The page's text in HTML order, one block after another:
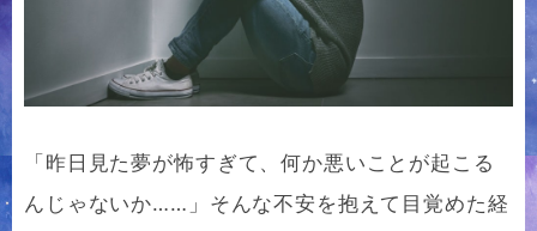
「昨日見た夢が怖すぎて、何か悪いことが起こる
んじゃないか……」そんな不安を抱えて目覚めた経